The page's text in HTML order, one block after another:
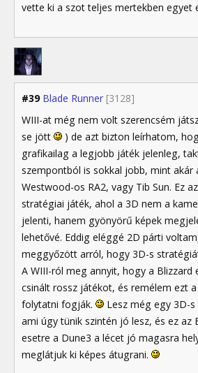
vette ki a szot teljes mertekben egyet
#39 Blade Runner [3128]
WIII-at még nem volt szerencsém
se jött
) de azt bizton leírhatom,
grafikailag a legjobb játék jelenleg,
szempontból is sokkal jobb, mint akár
Westwood-os RA2, vagy Tib Sun. Ez
stratégiai játék, ahol a 3D nem a
jelenti, hanem gyönyörű képek
lehetővé. Eddig eléggé 2D párti
meggyőzött arról, hogy 3D-s
A WIII-ról meg annyit, hogy a Blizzard
csinált rossz játékot, és remélem ezt
folytatni fogják.
Lesz még egy 3D-
ami úgy tünik szintén jó lesz, és ez az
esetre a Dune3 a lécet jó magasra
meglátjuk ki képes átugrani.